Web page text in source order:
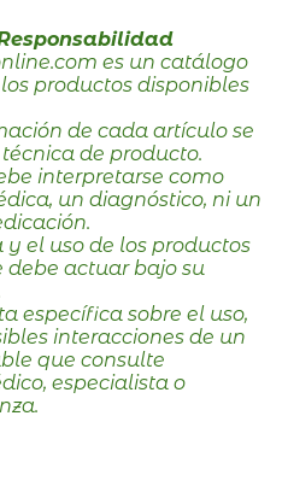
es un catálogo
productos disponibles
de cada artículo se
de producto.
interpretarse como
un diagnóstico, ni un
y el uso de los productos
debe actuar bajo su
específica sobre el uso,
interacciones de un
que consulte
especialista o